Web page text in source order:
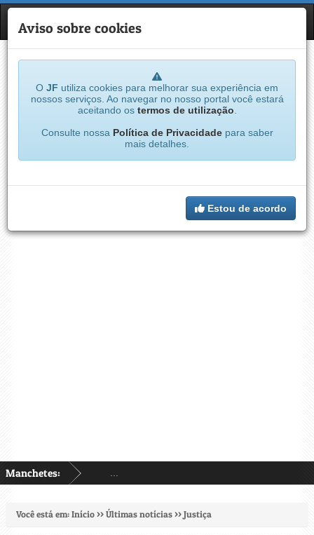
JF
Manchetes:
Aviso sobre cookies
O JF utiliza cookies para melhorar sua experiência em
nossos serviços. Ao navegar no nosso portal você estará
aceitando os termos de utilização
Consulte nossa Política de Privacidadepara saber
mais detalhes.
Estou de acordo
Você está em:Início>>Últimas notícias>>Justiça